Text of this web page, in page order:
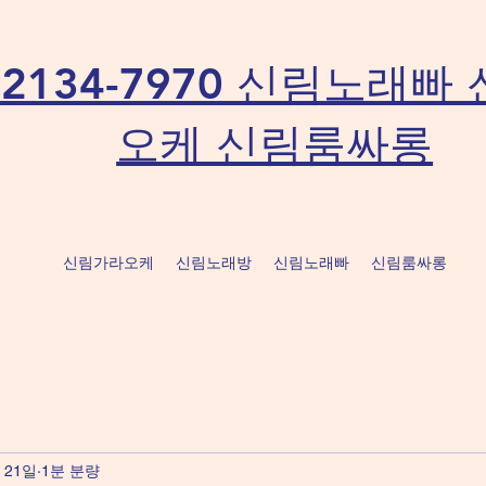
7970 신림노래빠
오케 신림룸싸롱
신림가라오케 신림노래방 신림노래빠 신림룸싸롱
일 1분 분량